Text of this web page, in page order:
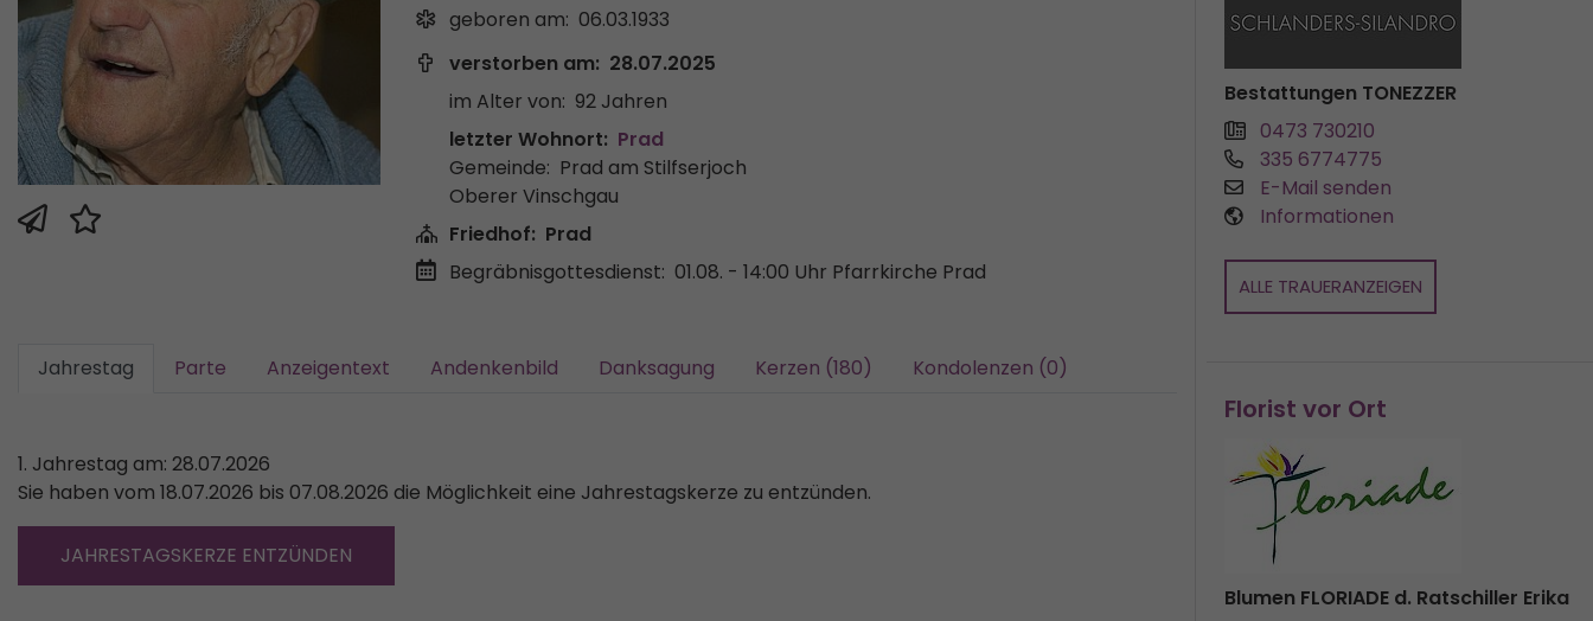
geboren am: 06.03.1933
verstorben am: 28.07.2025
im Alter von: 92 Jahren
letzter Wohnort: Prad
Gemeinde: Prad am Stilfserjoch
Oberer Vinschgau
Friedhof: Prad
Begräbnisgottesdienst: 01.08. - 14:00 Uhr Pfarrkirche Prad
Jahrestag Parte Anzeigentext Andenkenbild Danksagung Kerzen (180) Kondolenzen (0)
1. Jahrestag am: 28.07.2026
Sie haben vom 18.07.2026 bis 07.08.2026 die Möglichkeit eine Jahrestagskerze zu entzünden.
JAHRESTAGSKERZE ENTZÜNDEN
Bestattungen TONEZZER
0473 730210
335 6774775
E-Mail senden
Informationen
ALLE TRAUERANZEIGEN
Florist vor Ort
Blumen FLORIADE d. Ratschiller Erika